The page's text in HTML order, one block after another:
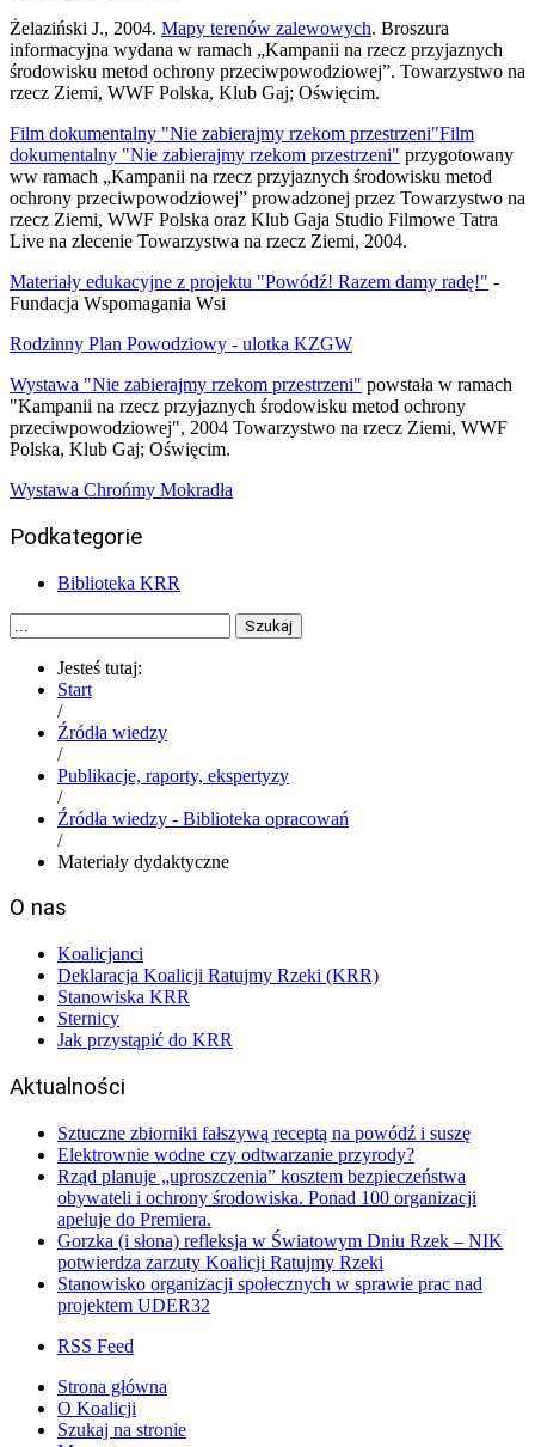
Żelaziński J., 2004. Mapy terenów zalewowych. Broszura
informacyjna wydana w ramach „Kampanii na rzecz przyjaznych
środowisku metod ochrony przeciwpowodziowej”. Towarzystwo na
rzecz Ziemi, WWF Polska, Klub Gaj; Oświęcim.
Film dokumentalny "Nie zabierajmy rzekom przestrzeni"Film
dokumentalny "Nie zabierajmy rzekom przestrzeni" przygotowany
ww ramach „Kampanii na rzecz przyjaznych środowisku metod
ochrony przeciwpowodziowej” prowadzonej przez Towarzystwo na
rzecz Ziemi, WWF Polska oraz Klub Gaja Studio Filmowe Tatra
Live na zlecenie Towarzystwa na rzecz Ziemi, 2004.
Materiały edukacyjne z projektu "Powódź! Razem damy radę!" -
Fundacja Wspomagania Wsi
Rodzinny Plan Powodziowy - ulotka KZGW
Wystawa "Nie zabierajmy rzekom przestrzeni" powstała w ramach
"Kampanii na rzecz przyjaznych środowisku metod ochrony
przeciwpowodziowej", 2004 Towarzystwo na rzecz Ziemi, WWF
Polska, Klub Gaj; Oświęcim.
Wystawa Chrońmy Mokradła
Podkategorie
Biblioteka KRR
Szukaj
Jesteś tutaj:
Start
/
Źródła wiedzy
/
Publikacje, raporty, ekspertyzy
/
Źródła wiedzy - Biblioteka opracowań
/
Materiały dydaktyczne
O nas
Koalicjanci
Deklaracja Koalicji Ratujmy Rzeki (KRR)
Stanowiska KRR
Sternicy
Jak przystąpić do KRR
Aktualności
Sztuczne zbiorniki fałszywą receptą na powódź i suszę
Elektrownie wodne czy odtwarzanie przyrody?
Rząd planuje „uproszczenia” kosztem bezpieczeństwa
obywateli i ochrony środowiska. Ponad 100 organizacji
apeluje do Premiera.
Gorzka (i słona) refleksja w Światowym Dniu Rzek – NIK
potwierdza zarzuty Koalicji Ratujmy Rzeki
Stanowisko organizacji społecznych w sprawie prac nad
projektem UDER32
RSS Feed
Strona główna
O Koalicji
Szukaj na stronie